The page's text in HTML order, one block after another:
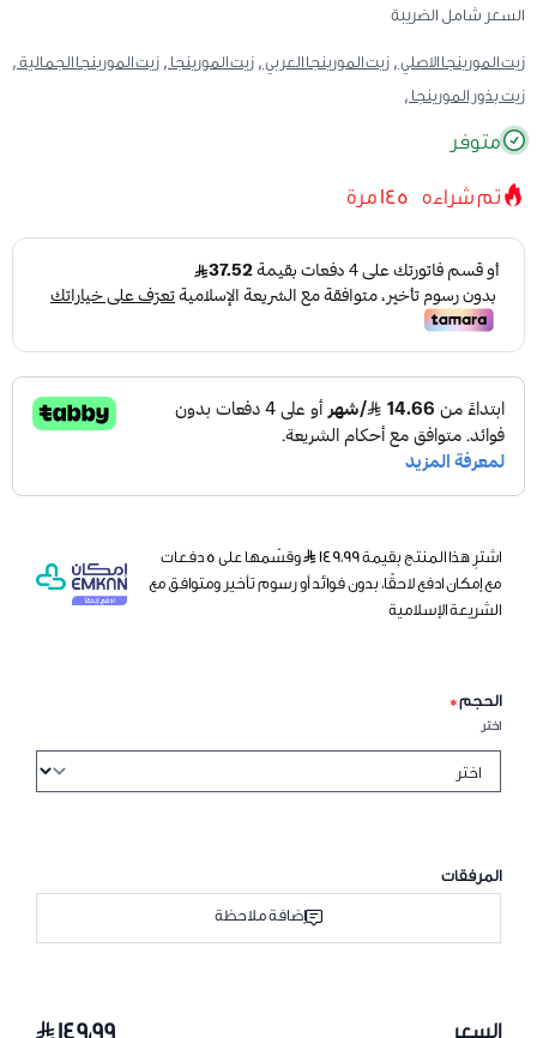
السعر شامل الضريبة
زيت المورينجا الاصلي , زيت المورينجا العربي , زيت المورينجا , زيت المورينجا الجمالية ,
زيت بذور المورينجا ,
متوفر
تم شراءه 145 مرة
اشترِ هذا المنتج بقيمة ١٤٩٫٩٩
وقسّمها على 5 دفعات
مع إمكان ادفع لاحقًا، بدون فوائد أو رسوم تأخير ومتوافق مع
الشريعة الإسلامية
الحجم*
اختر
المرفقات
إضافة ملاحظة
السعر ١٤٩٫٩٩